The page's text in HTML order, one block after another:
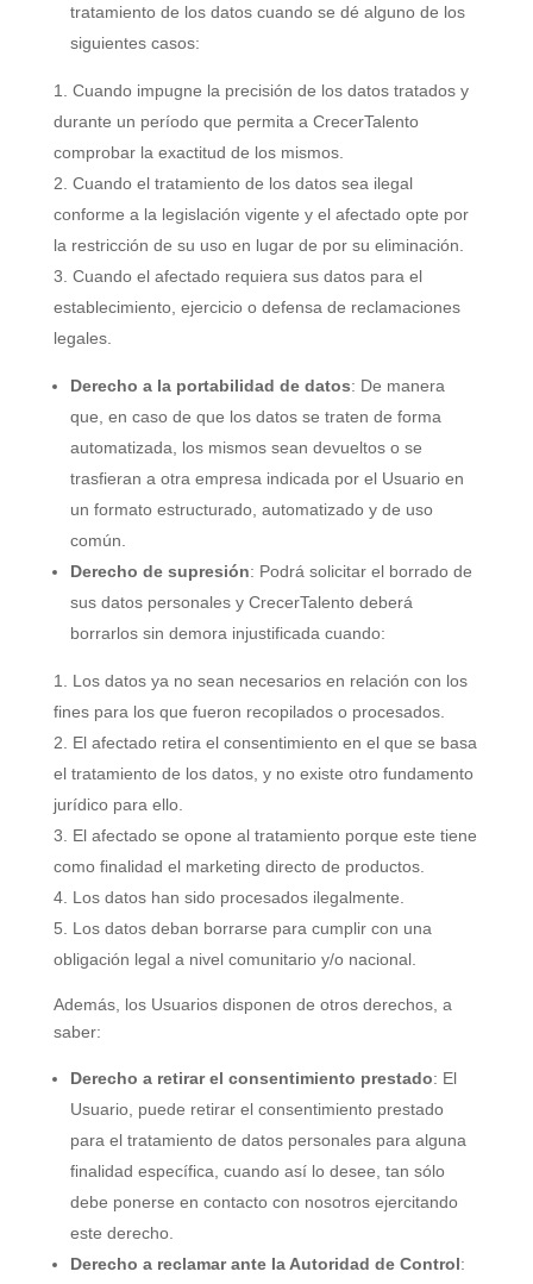
tratamiento de los datos cuando se dé alguno de los
siguientes casos:
Cuando impugne la precisión de los datos tratados y
durante un período que permita a CrecerTalento
comprobar la exactitud de los mismos.
Cuando el tratamiento de los datos sea ilegal
conforme a la legislación vigente y el afectado opte por
la restricción de su uso en lugar de por su eliminación.
Cuando el afectado requiera sus datos para el
establecimiento, ejercicio o defensa de reclamaciones
legales.
Derecho a la portabilidad de datos: De manera
que, en caso de que los datos se traten de forma
automatizada, los mismos sean devueltos o se
trasfieran a otra empresa indicada por el Usuario en
un formato estructurado, automatizado y de uso
común.
Derecho de supresión: Podrá solicitar el borrado de
sus datos personales y CrecerTalento deberá
borrarlos sin demora injustificada cuando:
Los datos ya no sean necesarios en relación con los
fines para los que fueron recopilados o procesados.
El afectado retira el consentimiento en el que se basa
el tratamiento de los datos, y no existe otro fundamento
jurídico para ello.
El afectado se opone al tratamiento porque este tiene
como finalidad el marketing directo de productos.
Los datos han sido procesados ilegalmente.
Los datos deban borrarse para cumplir con una
obligación legal a nivel comunitario y/o nacional.
Además, los Usuarios disponen de otros derechos, a
saber:
Derecho a retirar el consentimiento prestado: El
Usuario, puede retirar el consentimiento prestado
para el tratamiento de datos personales para alguna
finalidad específica, cuando así lo desee, tan sólo
debe ponerse en contacto con nosotros ejercitando
este derecho.
Derecho a reclamar ante la Autoridad de Control: